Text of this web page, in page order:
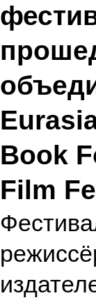
Book
Film